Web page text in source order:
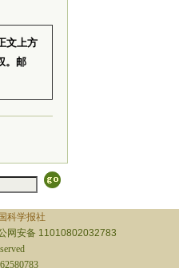
文上方
。邮
科学报社
网安备 11010802032783